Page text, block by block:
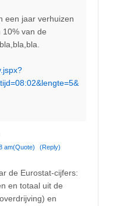
een jaar verhuizen
van de
am(Quote) (Reply)
de Eurostat-cijfers:
en totaal uit de
en